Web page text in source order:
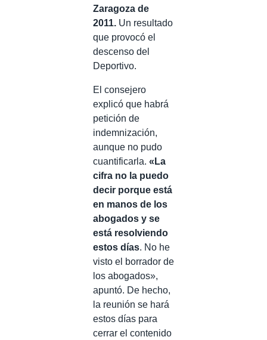
Zaragoza de
2011. Un resultado
que provocó el
descenso del
Deportivo.
El consejero
explicó que habrá
petición de
indemnización,
aunque no pudo
cuantificarla. «La
cifra no la puedo
decir porque está
en manos de los
abogados y se
está resolviendo
estos días. No he
visto el borrador de
los abogados»,
apuntó. De hecho,
la reunión se hará
estos días para
cerrar el contenido